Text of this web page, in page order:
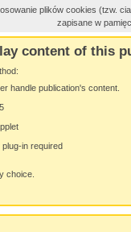
content of this
handle publication's content.
in required
choice.
plików cookies
zapisane w